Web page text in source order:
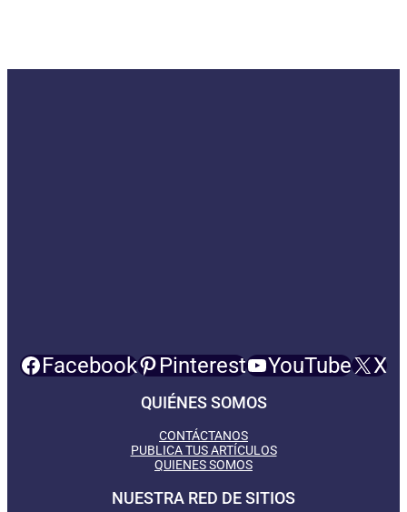
Facebook Pinterest YouTube X
QUIÉNES SOMOS
CONTÁCTANOS
PUBLICA TUS ARTÍCULOS
QUIENES SOMOS
NUESTRA RED DE SITIOS